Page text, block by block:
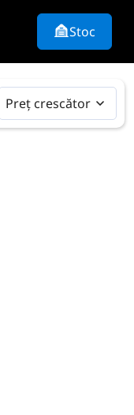
Stoc
Preț crescător